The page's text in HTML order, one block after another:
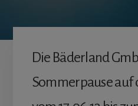
Die Bäderland
Sommerpause auf